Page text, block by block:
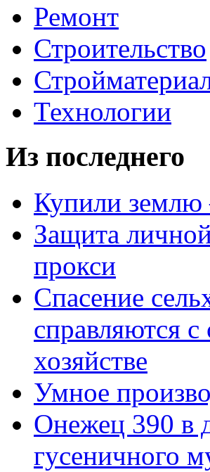
Ремонт
Строительство
Технологии
Из последнего
Купили землю
Защита
прокси
Спасение
справляются
хозяйстве
Умное
Онежец 390 в
гусеничного